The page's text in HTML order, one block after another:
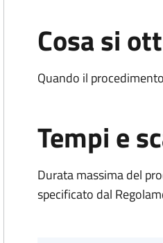
Cosa si
Quando il
Tempi e
Durata massima del
specificato dal